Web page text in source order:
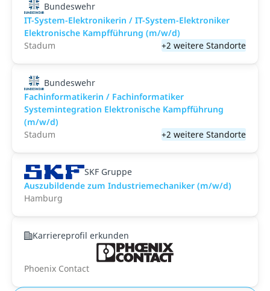
Bundeswehr
IT-System-Elektronikerin / IT-System-Elektroniker
Elektronische Kampfführung (m/w/d)
Stadum
+2 weitere Standorte
Bundeswehr
Fachinformatikerin / Fachinformatiker
Systemintegration Elektronische Kampfführung
(m/w/d)
Stadum
+2 weitere Standorte
SKF Gruppe
Auszubildende zum Industriemechaniker (m/w/d)
Hamburg
Karriereprofil erkunden
Phoenix Contact